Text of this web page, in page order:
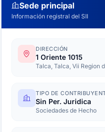
Sede principal
Información registral del SII
DIRECCIÓN
1 Oriente 1015
Talca, Talca, Vii Region
TIPO DE
Sin Per. Juridica
Sociedades de Hecho